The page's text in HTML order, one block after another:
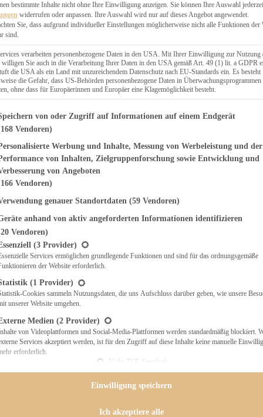
& QUICHES
bestimmte Inhalte nicht ohne Ihre Einwilligung anzeigen. Sie können Ihre Auswahl
widerrufen oder anpassen. Ihre Auswahl wird nur auf dieses Angebot angewendet.
Sie, dass aufgrund individueller Einstellungen möglicherweise nicht alle Funktionen der
sind.
verarbeiten personenbezogene Daten in den USA. Mit Ihrer Einwilligung zur Nutzung
willigen Sie auch in die Verarbeitung Ihrer Daten in den USA gemäß Art. 49 (1) lit. a GDPR
die USA als ein Land mit unzureichendem Datenschutz nach EU-Standards ein. Es besteht
die Gefahr, dass US-Behörden personenbezogene Daten in Überwachungsprogrammen
ohne dass für Europäerinnen und Europäer eine Klagemöglichkeit besteht.
finden Sie eine Liste der Zwecke des IAB Transparency and
von oder Zugriff auf Informationen auf einem Endgerät
Vendoren)
Werbung und Inhalte, Messung von Werbeleistung und der
von Inhalten, Zielgruppenforschung sowie Entwicklung und
von Angeboten
Vendoren)
genauer Standortdaten (59 Vendoren)
anhand von aktiv angeforderten Informationen identifizieren
Vendoren)
eine Liste der Service-Gruppen, für die eine Einwilligung erteilt werden
(3 Provider)
Services ermöglichen grundlegende Funktionen und sind für das ordnungsgemäße
der Website erforderlich.
(1 Provider)
Cookies sammeln Nutzungsdaten, die uns Aufschluss darüber geben, wie unsere
unserer Website umgehen.
Medien (2 Provider)
von Videoplattformen und Social-Media-Plattformen werden standardmäßig blockiert.
Services akzeptiert werden, ist für den Zugriff auf diese Inhalte keine manuelle
erforderlich.
Nicht-TCF-Standard
Einwilligung speichern
Ich akzeptiere alle